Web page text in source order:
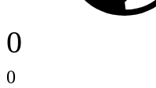
0
0